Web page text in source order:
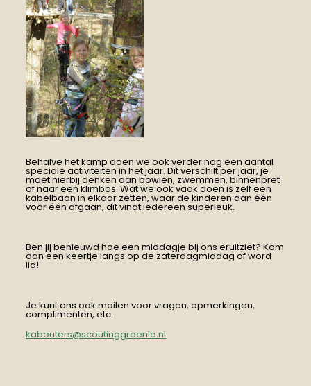
Behalve het kamp doen we ook verder nog een aantal
speciale activiteiten in het jaar. Dit verschilt per jaar, je
moet hierbij denken aan bowlen, zwemmen, binnenpret
of naar een klimbos. Wat we ook vaak doen is zelf een
kabelbaan in elkaar zetten, waar de kinderen dan één
voor één afgaan, dit vindt iedereen superleuk.
Ben jij benieuwd hoe een middagje bij ons eruitziet? Kom
dan een keertje langs op de zaterdagmiddag of word
lid!
Je kunt ons ook mailen voor vragen, opmerkingen,
complimenten, etc.
kabouters@scoutinggroenlo.nl